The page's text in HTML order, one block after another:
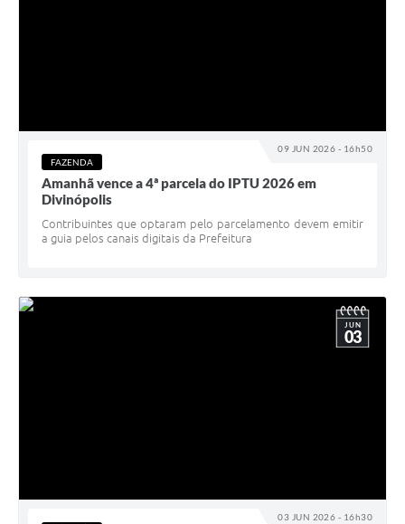
09 JUN 2026 - 16h50
FAZENDA
Amanhã vence a 4ª parcela do IPTU 2026 em
Divinópolis
Contribuintes que optaram pelo parcelamento devem emitir
a guia pelos canais digitais da Prefeitura
03 JUN 2026 - 16h30
JUN
03